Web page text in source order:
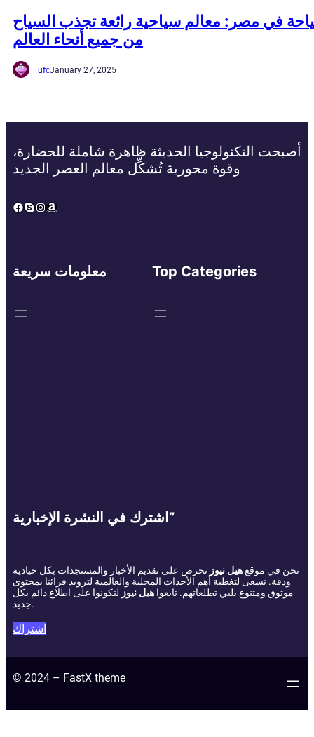
في مصر: معالم سياحية رائعة تجذب السياح
من جميع أنحاء العالم
ufcJanuary 27, 2025
أصبحت التكنولوجيا الحديثة ظاهرة شاملة للحضارة،
وقوة محورية تُشكِّل معالم العصر الجديد
Facebook
Skype
Instagram
Amazon
معلومات سريعة Top Categories
اشترك في النشرة الإخبارية”
نحن في موقعهيل نيوز نحرص على تقديم الأخبار والمستجدات بكل حيادية
ودقة. نسعى لتغطية أهم الأحداث المحلية والعالمية لتزويد قرائنا بمحتوى
موثوق ومتنوع يلبي تطلعاتهم. تابعوا هيل نيوز لتكونوا على اطلاع دائم بكل
جديد.
اشتراك
© 2024 – FastX theme